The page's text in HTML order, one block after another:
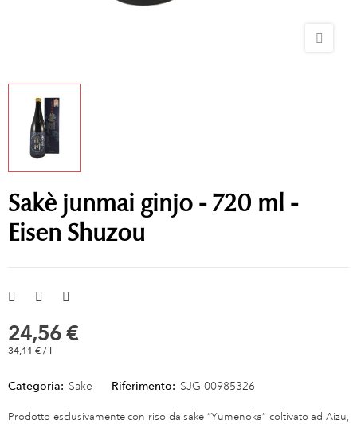
Sakè junmai ginjo - 720 ml -
Eisen Shuzou
24,56 €
34,11 € / l
Categoria: Sake Riferimento: SJG-00985326
Prodotto esclusivamente con riso da sake “Yumenoka” coltivato ad Aizu,